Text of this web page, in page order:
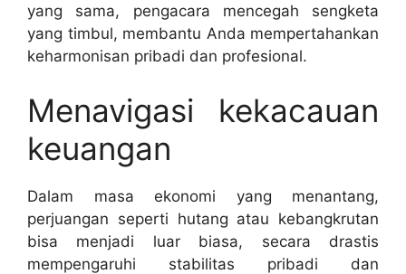
yang sama, pengacara mencegah sengketa
yang timbul, membantu Anda mempertahankan
keharmonisan pribadi dan profesional.
Menavigasi kekacauan
keuangan
Dalam masa ekonomi yang menantang,
perjuangan seperti hutang atau kebangkrutan
bisa menjadi luar biasa, secara drastis
mempengaruhi stabilitas pribadi dan